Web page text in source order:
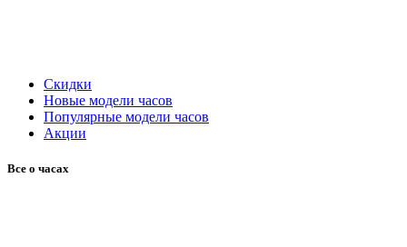
Скидки
Новые модели часов
Популярные модели часов
Акции
Все о часах